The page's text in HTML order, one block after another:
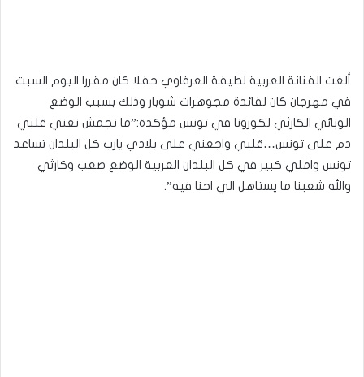
ألغت الفنانة العربية لطيفة العرفاوي حفلا كان مقررا اليوم السبت
في مهرجان كان لفائدة مجوهرات شوبار وذلك بسبب الوضع
الوبائي الكارثي لكورونا في تونس مؤكدة:”ما نجمش نغني قلبي
دم على تونس…قلبي واجعني على بلادي يارب كل البلدان تساعد
تونس واملي كبير في كل البلدان العربية الوضع صعب وكارثي
والله شعبنا ما يستاهل الي احنا فيه”.